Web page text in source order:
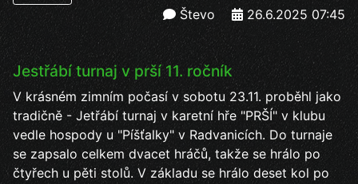
Števo 26.6.2025 07:45
Jestřábí turnaj v prší 11. ročník
V krásném zimním počasí v sobotu 23.11. proběhl jako
tradičně - Jetřábí turnaj v karetní hře "PRŠÍ" v klubu
vedle hospody u "Píšťalky" v Radvanicích. Do turnaje
se zapsalo celkem dvacet hráčů, takže se hrálo po
čtyřech u pěti stolů. V základu se hrálo deset kol po